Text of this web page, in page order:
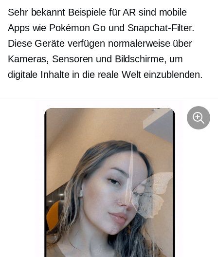
Sehr bekanntBeispiele für AR sind mobile
Apps wie Pokémon Go und Snapchat-Filter.
Diese Geräte verfügen normalerweise über
Kameras, Sensoren und Bildschirme, um
digitale Inhalte in die reale Welt einzublenden.